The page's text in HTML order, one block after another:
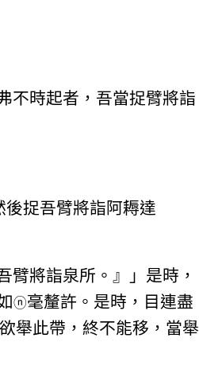
不時起者，吾當捉臂將詣
後捉吾臂將詣阿耨達
臂將詣泉所。』」是時，
ⓝ毫釐許。是時，目連盡
舉此帶，終不能移，當舉